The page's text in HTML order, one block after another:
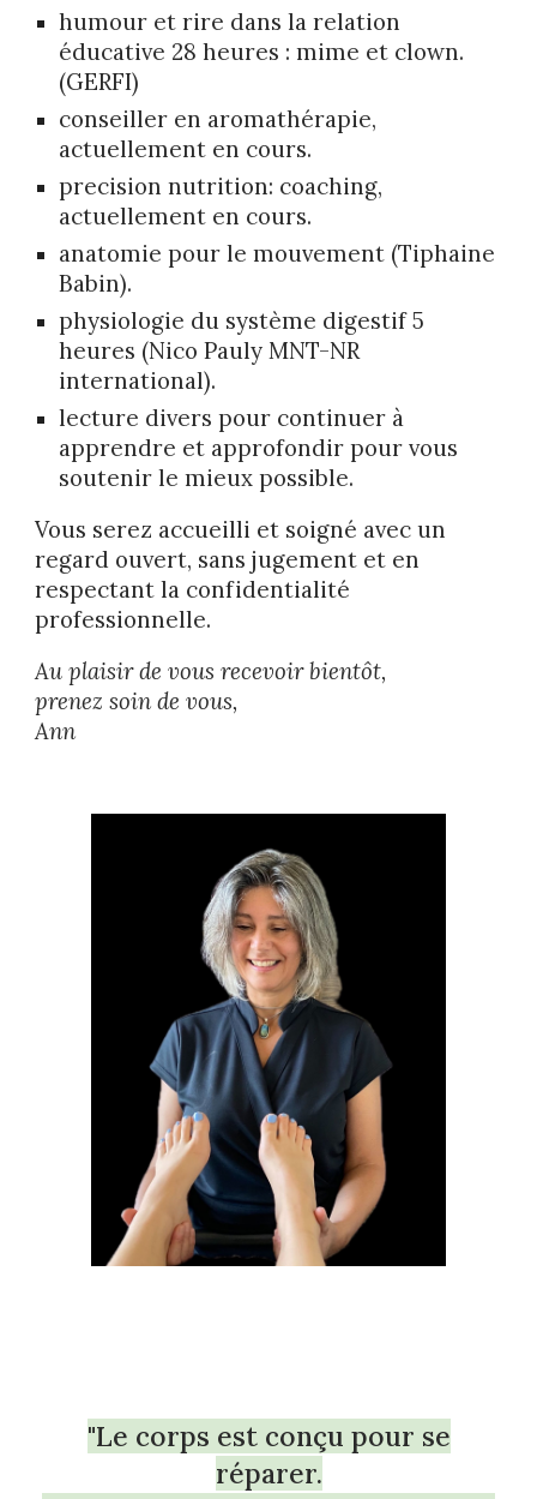
humour et rire dans la relation
éducative 28 heures : mime et clown.
(GERFI)
conseiller en aromathérapie,
actuellement en cours.
​precision nutrition: coaching,
actuellement en cours.
​anatomie pour le mouvement (Tiphaine
Babin).
​physiologie du système digestif 5
heures (Nico Pauly MNT-NR
international).
lecture divers pour continuer à
apprendre et approfondir pour vous
soutenir le mieux possible.
Vous serez accueilli et soigné avec un
regard ouvert, sans jugement et en
respectant la confidentialité
professionnelle.
Au plaisir de vous recevoir bientôt,
prenez soin de vous,
​Ann
"Le corps est conçu pour se
réparer.